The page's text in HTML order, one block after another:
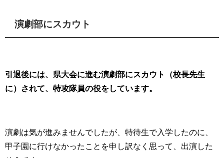
演劇部にスカウト
引退後には、県大会に進む演劇部にスカウト（校長先生
に）されて、特攻隊員の役をしています。
演劇は気が進みませんでしたが、特待生で入学したのに、
甲子園に行けなかったことを申し訳なく思って、出演した